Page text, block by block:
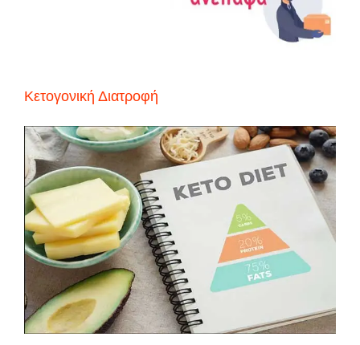
Κετογονική Διατροφή